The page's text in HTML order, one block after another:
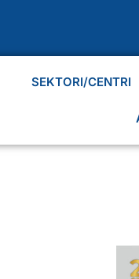
SEKTORI/CENTRI